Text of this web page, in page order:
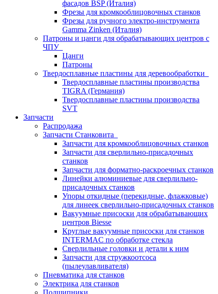
фасадов BSP (Италия)
Фрезы для кромкооблицовочных станков
Фрезы для ручного электро-инструмента
Gamma Zinken (Италия)
Патроны и цанги для обрабатывающих центров с
ЧПУ
Цанги
Патроны
Твердосплавные пластины для деревообработки
Твердосплавные пластины производства
TIGRA (Германия)
Твердосплавные пластины производства
SVT
Запчасти
Распродажа
Запчасти Станковита
Запчасти для кромкооблицовочных станков
Запчасти для сверлильно-присадочных
станков
Запчасти для форматно-раскроечных станков
Линейки алюминиевые для сверлильно-
присадочных станков
Упоры откидные (перекидные, флажковые)
для линеек сверлильно-присадочных станков
Вакуумные присоски для обрабатывающих
центров Biesse
Круглые вакуумные присоски для станков
INTERMAC по обработке стекла
Сверлильные головки и детали к ним
Запчасти для стружкоотсоса
(пылеулавливателя)
Пневматика для станков
Электрика для станков
Подшипники